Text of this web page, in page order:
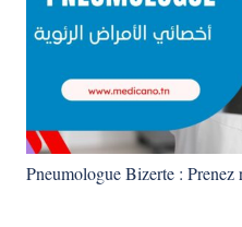
Pneumologue Bizerte : Prenez